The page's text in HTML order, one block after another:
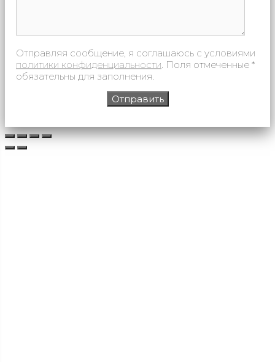
Отправляя сообщение, я соглашаюсь с условиями
политики конфиденциальности. Поля отмеченные *
обязательны для заполнения.